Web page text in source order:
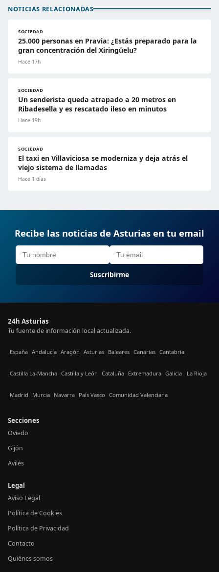
NOTICIAS RELACIONADAS
SOCIEDAD
25.000 personas en Pravia: ¿Estás preparado para la
gran concentración del Xiringüelu?
Hace 17h
SOCIEDAD
Un senderista queda atrapado a 20 metros en
Ribadesella y es rescatado ileso en minutos
Hace 19h
SOCIEDAD
El taxi en Villaviciosa se moderniza y deja atrás el
viejo sistema de llamadas
Hace 1 días
Recibe las noticias de Asturias en tu email
Suscribirme
24h Asturias
Tu fuente de información local actualizada.
España Andalucía Aragón Asturias Baleares Canarias Cantabria
Castilla La-Mancha Castilla y León Cataluña Extremadura Galicia La Rioja
Madrid Murcia Navarra País Vasco Comunidad Valenciana
Secciones
Oviedo
Gijón
Avilés
Legal
Aviso Legal
Política de Cookies
Política de Privacidad
Contacto
Quiénes somos